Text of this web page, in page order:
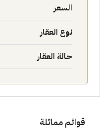
السعر
نوع العقار
حالة العقار
قوائم مماثلة